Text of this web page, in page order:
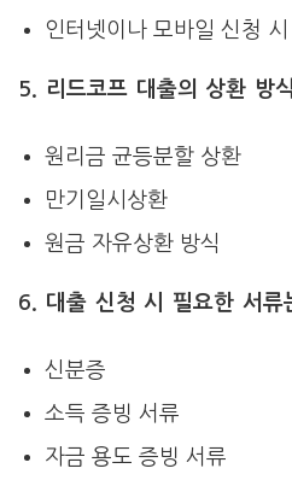
인터넷이나 모바일 신청
5. 리드코프 대출의 상환 방
원리금 균등분할 상환
만기일시상환
원금 자유상환 방식
6. 대출 신청 시 필요한 서류
신분증
소득 증빙 서류
자금 용도 증빙 서류